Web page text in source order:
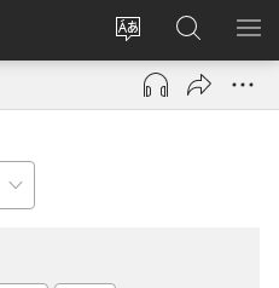
Change
site
language
Cuentamar
mantañataki
(opens
JW.ORG: